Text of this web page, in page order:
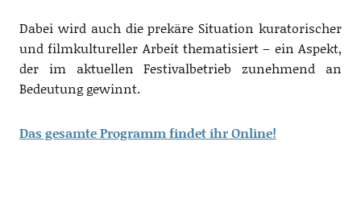
Dabei wird auch die prekäre Situation kuratorischer
und filmkultureller Arbeit thematisiert – ein Aspekt,
der im aktuellen Festivalbetrieb zunehmend an
Bedeutung gewinnt.
Das gesamte Programm findet ihr Online!